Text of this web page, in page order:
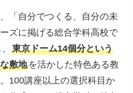
「自分でつくる、自分の未
ズに掲げる総合学科高校で
、東京ドーム14個分という
敷地を活かした特色ある教
100講座以上の選択科目か